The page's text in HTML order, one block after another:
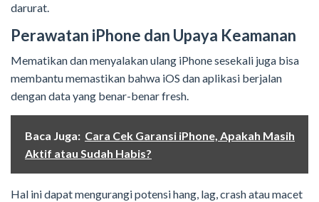
darurat.
Perawatan iPhone dan Upaya Keamanan
Mematikan dan menyalakan ulang iPhone sesekali juga bisa
membantu memastikan bahwa iOS dan aplikasi berjalan
dengan data yang benar-benar fresh.
Baca Juga: Cara Cek Garansi iPhone, Apakah Masih
Aktif atau Sudah Habis?
Hal ini dapat mengurangi potensi hang, lag, crash atau macet